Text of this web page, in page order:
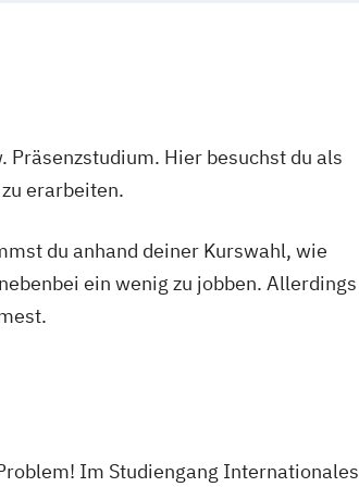
Hier besuchst du als
erarbeiten.
du anhand deiner Kurswahl, wie
ein wenig zu jobben. Allerdings
Im Studiengang Internationales